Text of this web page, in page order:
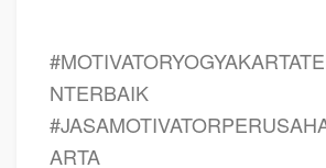
NTERBAIK
ARTA